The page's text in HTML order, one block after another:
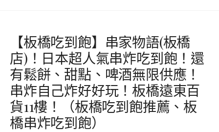
【板橋吃到飽】串家物語(板橋
店)！日本超人氣串炸吃到飽！還
有鬆餅、甜點、啤酒無限供應！
串炸自己炸好好玩！板橋遠東百
貨11樓！（板橋吃到飽推薦、板
橋串炸吃到飽）